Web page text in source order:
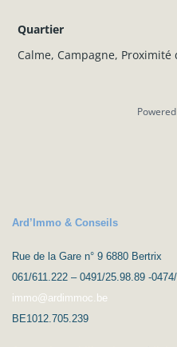
Quartier
Calme, Campagne, Proximité
Ard’Immo & Conseils
Rue de la Gare n° 9 6880 Bertrix
061/611.222 – 0491/25.98.89 -
immo@ardimmoc.be
BE1012.705.239